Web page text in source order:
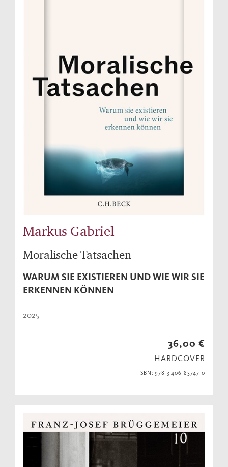
Markus Gabriel
Moralische Tatsachen
WARUM SIE EXISTIEREN UND WIE WIR SIE
ERKENNEN KÖNNEN
2025
36,00 €
HARDCOVER
ISBN: 978-3-406-83747-0